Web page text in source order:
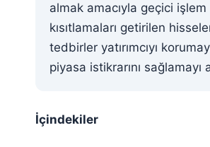
almak amacıyla geçici işlem
kısıtlamaları getirilen
tedbirler yatırımcıyı
piyasa istikrarını sağlamayı
İçindekiler